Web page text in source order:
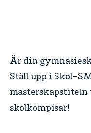
Är din
Ställ upp i Skol-
mästerskapstiteln
skolkompisar!